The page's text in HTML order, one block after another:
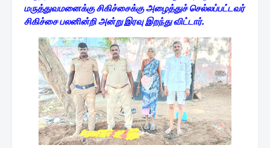
மருத்துவமனைக்கு சிகிச்சைக்கு அழைத்துச் செல்லப்பட்டவர்
சிகிச்சை பலனின்றி அன்று இரவு இறந்து விட்டார்.